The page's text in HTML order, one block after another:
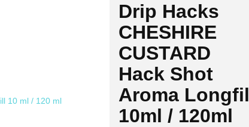
Drip Hacks
CHESHIRE
CUSTARD
Hack Shot
Aroma
10ml / 120ml